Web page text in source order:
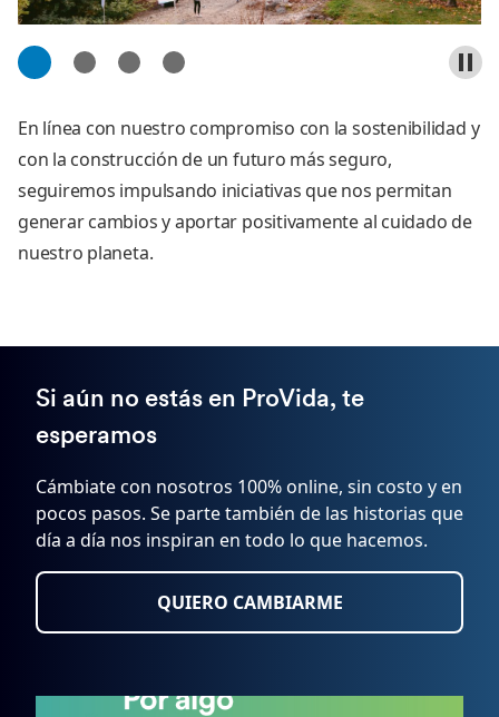
En línea con nuestro compromiso con la sostenibilidad y
con la construcción de un futuro más seguro,
seguiremos impulsando iniciativas que nos permitan
generar cambios y aportar positivamente al cuidado de
nuestro planeta.
Si aún no estás en ProVida, te
esperamos
Cámbiate con nosotros 100% online, sin costo y en
pocos pasos. Se parte también de las historias que
día a día nos inspiran en todo lo que hacemos.
QUIERO CAMBIARME